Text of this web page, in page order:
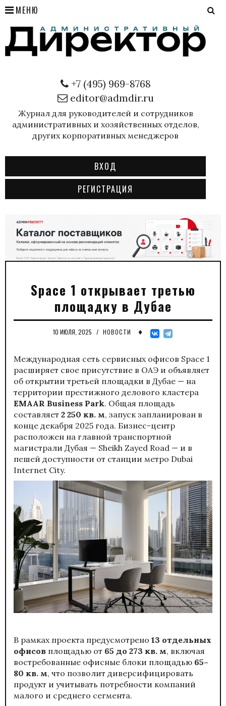
МЕНЮ
+7 (495) 969-8768
editor@admdir.ru
Журнал для руководителей и сотрудников
административных и хозяйственных отделов,
других корпоративных менеджеров
ВХОД
РЕГИСТРАЦИЯ
Space 1 открывает третью
площадку в Дубае
10 ИЮЛЯ, 2025 / НОВОСТИ ♦
Международная сеть сервисных офисов Space 1
расширяет свое присутствие в ОАЭ и объявляет
об открытии третьей площадки в Дубае — на
территории престижного делового кластера
EMAAR Business Park. Общая площадь
составляет 2 250 кв. м, запуск запланирован в
конце декабря 2025 года. Бизнес-центр
расположен на главной транспортной
магистрали Дубая — Sheikh Zayed Road — и в
пешей доступности от станции метро Dubai
Internet City.
В рамках проекта предусмотрено 13 отдельных
офисов площадью от 65 до 273 кв. м, включая
востребованные офисные блоки площадью 65–
80 кв. м, что позволит диверсифицировать
продукт и учитывать потребности компаний
малого и среднего сегмента.